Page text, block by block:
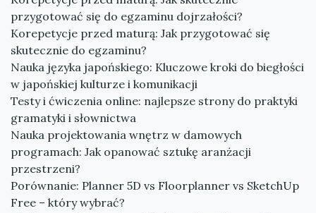
przygotować się do egzaminu dojrzałości?
Korepetycje przed maturą: Jak przygotować się
skutecznie do egzaminu?
Nauka języka japońskiego: Kluczowe kroki do biegłości
w japońskiej kulturze i komunikacji
Testy i ćwiczenia online: najlepsze strony do praktyki
gramatyki i słownictwa
Nauka projektowania wnętrz w damowych
programach: Jak opanować sztukę aranżacji
przestrzeni?
Porównanie: Planner 5D vs Floorplanner vs SketchUp
Free – który wybrać?